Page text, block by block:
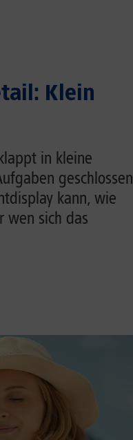
Klein
in kleine
geschlossen
kann, wie
wen sich das